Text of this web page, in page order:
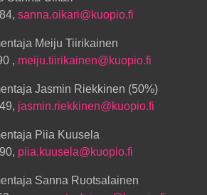
sanna.oikari@kuopio.fi
Meiju Tiirikainen
, meiju.tiirikainen@kuopio.fi
Jasmin Riekkinen (50%)
jasmin.riekkinen@kuopio.fi
Piia Kuusela
piia.kuusela@kuopio.fi
Sanna Ruotsalainen